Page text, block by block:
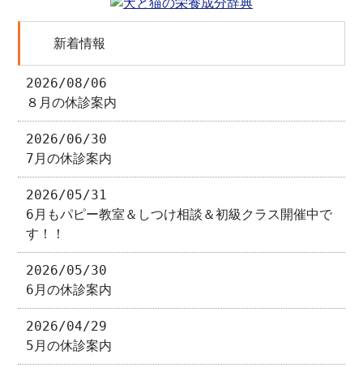
新着情報
2026/08/06
８月の休診案内
2026/06/30
7月の休診案内
2026/05/31
6月もパピー教室＆しつけ相談＆初級クラス開催中で
す！！
2026/05/30
6月の休診案内
2026/04/29
5月の休診案内